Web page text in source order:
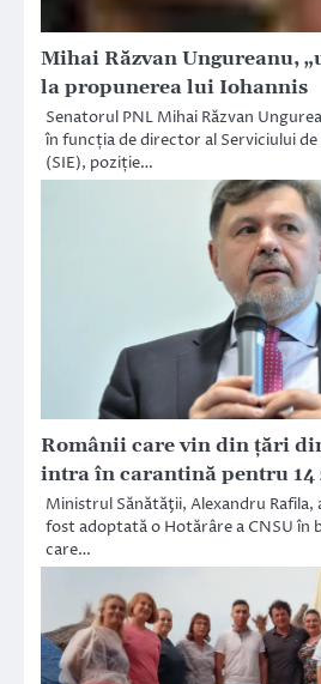
Mihai Răzvan Ungureanu,
la propunerea lui Iohannis
Senatorul PNL Mihai Răzvan
în funcția de director al Serviciului
(SIE), poziție…
Românii care vin din țări
intra în carantină pentru 14
Ministrul Sănătăţii, Alexandru Rafila,
fost adoptată o Hotărâre a CNSU în
care…